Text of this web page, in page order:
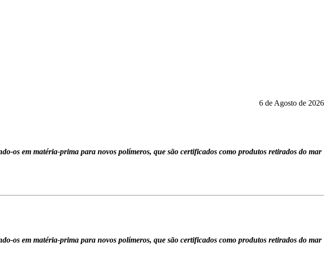
6 de Agosto de 2026
os em matéria-prima para novos polímeros, que são certificados como produtos retirados do mar
os em matéria-prima para novos polímeros, que são certificados como produtos retirados do mar